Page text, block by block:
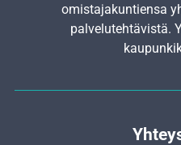
omistajakuntiensa
palvelutehtävistä.